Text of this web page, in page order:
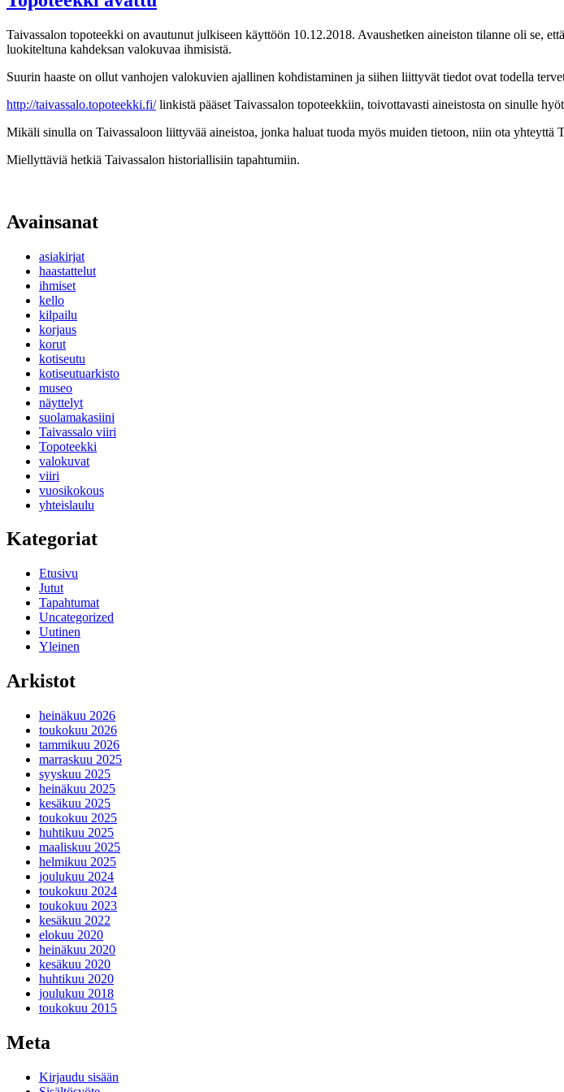
Taivassalon topoteekki on avautunut julkiseen käyttöön 10.12.2018. Avaushetken aineiston tilanne oli se,
luokiteltuna kahdeksan valokuvaa ihmisistä.
Suurin haaste on ollut vanhojen valokuvien ajallinen kohdistaminen ja siihen liittyvät tiedot ovat todella
http://taivassalo.topoteekki.fi/linkistä pääset Taivassalon topoteekkiin, toivottavasti aineistosta on sinulle
Mikäli sinulla on Taivassaloon liittyvää aineistoa, jonka haluat tuoda myös muiden tietoon, niin ota yhteyttä
Miellyttäviä hetkiä Taivassalon historiallisiin tapahtumiin.
Avainsanat
asiakirjat
haastattelut
ihmiset
kello
kilpailu
korjaus
korut
kotiseutu
kotiseutuarkisto
museo
näyttelyt
suolamakasiini
Taivassalo viiri
Topoteekki
valokuvat
viiri
vuosikokous
yhteislaulu
Kategoriat
Etusivu
Jutut
Tapahtumat
Uncategorized
Uutinen
Yleinen
Arkistot
heinäkuu 2026
toukokuu 2026
tammikuu 2026
marraskuu 2025
syyskuu 2025
heinäkuu 2025
kesäkuu 2025
toukokuu 2025
huhtikuu 2025
maaliskuu 2025
helmikuu 2025
joulukuu 2024
toukokuu 2024
toukokuu 2023
kesäkuu 2022
elokuu 2020
heinäkuu 2020
kesäkuu 2020
huhtikuu 2020
joulukuu 2018
toukokuu 2015
Meta
Kirjaudu sisään